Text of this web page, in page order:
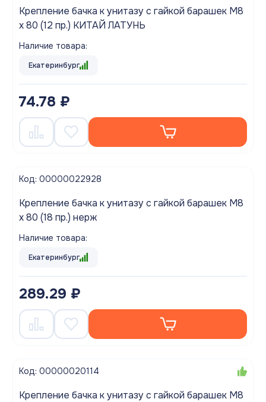
Крепление бачка к унитазу с гайкой барашек М8
х 80 (12 пр.) КИТАЙ ЛАТУНЬ
Наличие товара:
Екатеринбург
74.78 ₽
Код: 00000022928
Крепление бачка к унитазу с гайкой барашек М8
х 80 (18 пр.) нерж
Наличие товара:
Екатеринбург
289.29 ₽
Код: 00000020114
Крепление бачка к унитазу с гайкой барашек М8